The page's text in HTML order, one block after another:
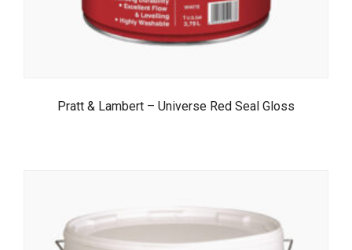
Pratt & Lambert – Universe Red Seal Gloss